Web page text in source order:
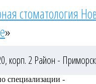
стоматология
»
корп. 2 Район -
специализации -